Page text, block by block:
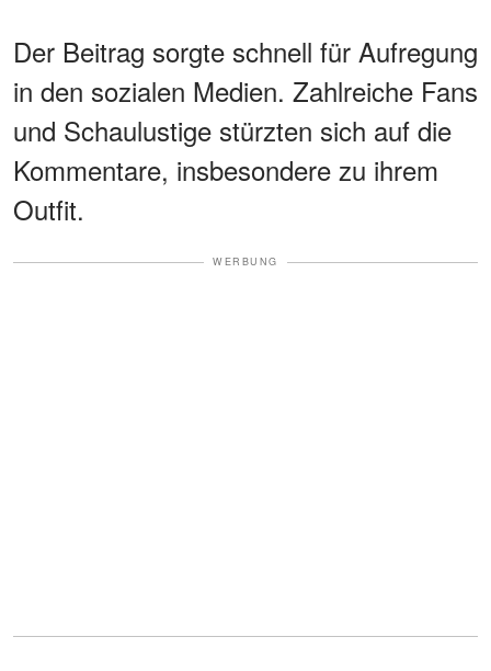
Der Beitrag sorgte schnell für Aufregung
in den sozialen Medien. Zahlreiche Fans
und Schaulustige stürzten sich auf die
Kommentare, insbesondere zu ihrem
Outfit.
WERBUNG